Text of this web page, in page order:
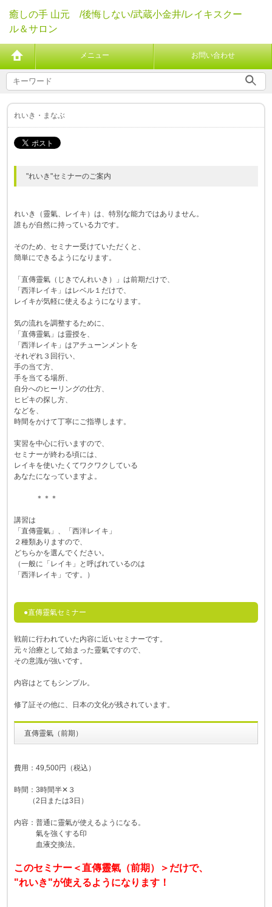
癒しの手 山元 /後悔しない/武蔵小金井/レイキスクー
ル＆サロン
メニュー お問い合わせ
れいき・まなぶ
"れいき"セミナーのご案内
れいき（靈氣、レイキ）​は、特別な能力ではありません。
誰もが自然に持っている力です。
そのため、セミナー受けていただくと、
簡単にできるようになります。
「直傳靈氣（じきでんれいき）」は前期だけで、
「西洋レイキ」はレベル１だけで、
レイキが気軽に使えるようになります。
気の流れを調整するために、
「直傳靈氣」は靈授を、
「西洋レイキ」はアチューンメントを
それぞれ３回行い、
手の当て方、
手を当てる場所、
自分へのヒーリングの仕方、
ヒビキの探し方、
などを、
時間をかけて丁寧にご指導します。
実習を中心に行いますので、
セミナーが終わる頃には、
レイキを使いたくてワクワクしている
あなたになっていますよ。
＊＊＊
講習は
「直傳靈氣」、「西洋レイキ」
２種類ありますので、
どちらかを選んでください。
（一般に「レイキ」と呼ばれているのは
「西洋レイキ」です。）
●直傳靈氣セミナー
戦前に行われていた内容に近いセミナーです。
元々治療として始まった靈氣ですので、
その意識が強いです。
内容はとてもシンプル。
修了証その他に、日本の文化が残されています。
直傳靈氣（前期）
費用：49,500円（税込）
時間：3時間半✕３
（2日または3日）
内容：普通に靈氣が使えるようになる。
氣を強くする印
血液交換法。
このセミナー＜直傳靈氣（前期）＞だけで、
"れいき"が使えるようになります！